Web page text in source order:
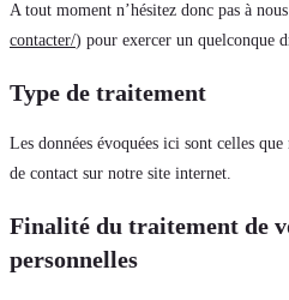
A tout moment n’hésitez donc pas à
contacter/) pour exercer un quelconque
Type de traitement
Les données évoquées ici sont celles
de contact sur notre site internet.
Finalité du traitement de
personnelles